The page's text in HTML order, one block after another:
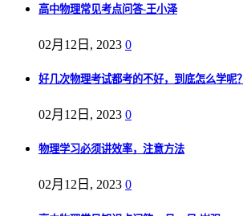
高中物理常见考点问答-王小泽
02月12日, 2023 0
好几次物理考试都考的不好，到底怎么学呢？
02月12日, 2023 0
物理学习必须讲效率，注意方法
02月12日, 2023 0